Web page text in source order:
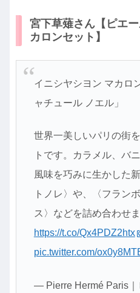
宮下草薙さん【ピエ
カロンセット】
イニシヤシヨン マカロ
ャチュール ノエル」
世界一美しいパリの街
トです。カラメル、バ
風味を巧みに生かした
トノレ〉や、〈フラン
ス〉などを詰め合わせま
https://t.co/Qx4PDZ2htx
pic.twitter.com/
— Pierre Hermé Paris